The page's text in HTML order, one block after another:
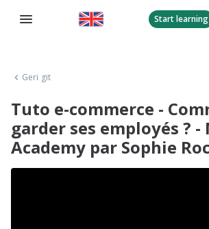
Start learning
Geri git
Tuto e-commerce -
garder ses employés ?
Academy par Sophie